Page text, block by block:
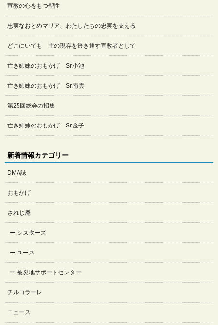
宣教の心をもつ聖性
忠実なおとめマリア、わたしたちの忠実を支える
どこにいても 主の現存を透き通す宣教者として
亡き姉妹のおもかげ Sr.小池
亡き姉妹のおもかげ Sr.南雲
第25回総会の招集
亡き姉妹のおもかげ Sr.金子
新着情報カテゴリー
DMA誌
おもかげ
されじ庵
シスターズ
ユース
被災地サポートセンター
チルコラーレ
ニュース